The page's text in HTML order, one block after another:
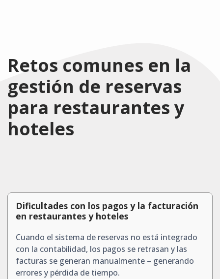
Retos comunes en la
gestión de reservas
para restaurantes y
hoteles
Dificultades con los pagos y la facturación
en restaurantes y hoteles
Cuando el sistema de reservas no está integrado
con la contabilidad, los pagos se retrasan y las
facturas se generan manualmente – generando
errores y pérdida de tiempo.